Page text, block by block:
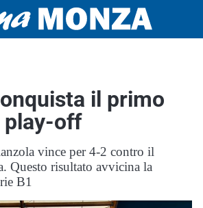
il primo
play-off
vince per 4-2 contro il
Questo risultato avvicina la
B1